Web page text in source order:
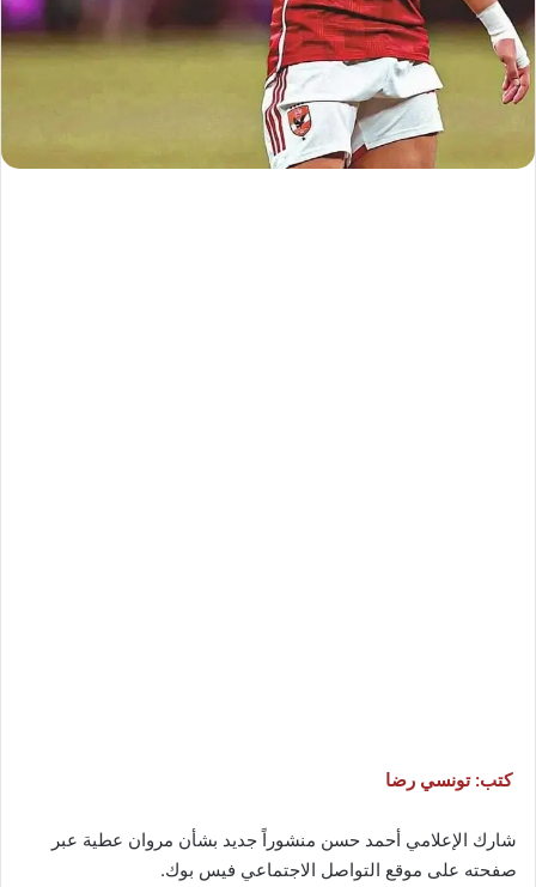
كتب: تونسي رضا
شارك الإعلامي أحمد حسن منشوراً جديد بشأن مروان عطية عبر
صفحته على موقع التواصل الاجتماعي فيس بوك.